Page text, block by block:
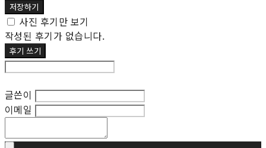
저장하기
사진 후기만 보기
작성된 후기가 없습니다.
후기 쓰기
글쓴이
이메일